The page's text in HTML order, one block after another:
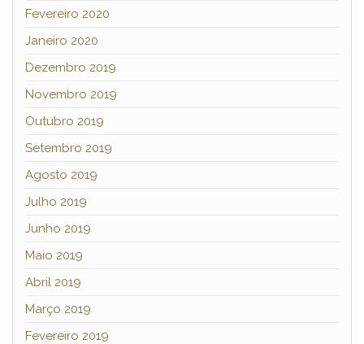
Fevereiro 2020
Janeiro 2020
Dezembro 2019
Novembro 2019
Outubro 2019
Setembro 2019
Agosto 2019
Julho 2019
Junho 2019
Maio 2019
Abril 2019
Março 2019
Fevereiro 2019